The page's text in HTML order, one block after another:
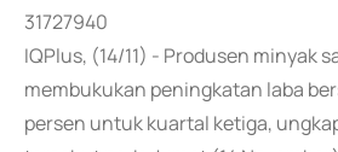
31727940
IQPlus, (14/11) - Produsen minyak
membukukan peningkatan laba
persen untuk kuartal ketiga,